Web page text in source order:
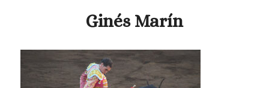
Ginés Marín